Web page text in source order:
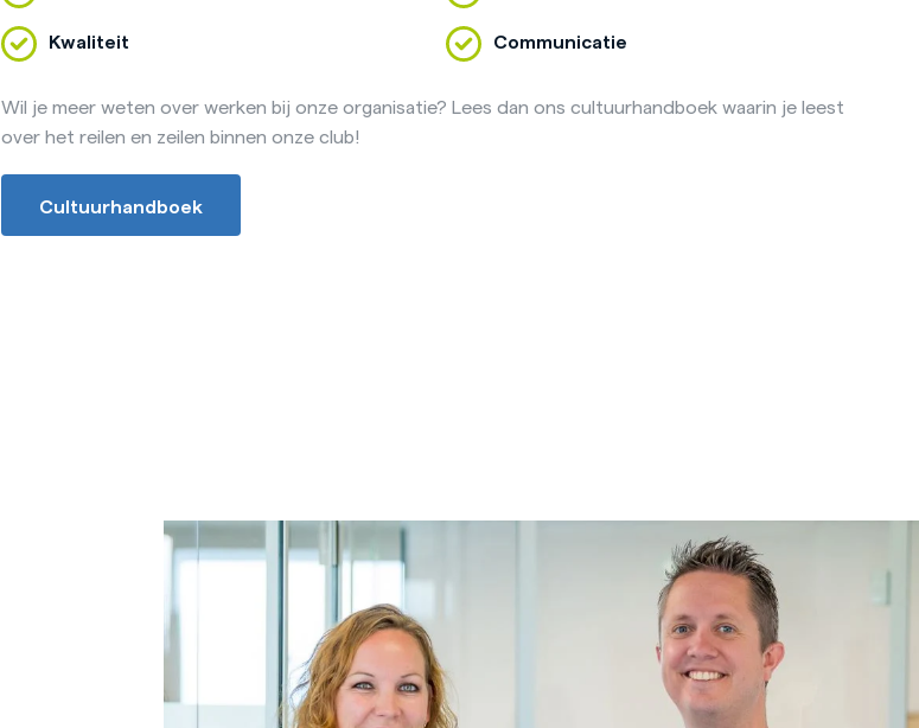
Kwaliteit Communicatie
Wil je meer weten over werken bij onze organisatie? Lees dan ons cultuurhandboek waarin je leest
over het reilen en zeilen binnen onze club!
Cultuurhandboek